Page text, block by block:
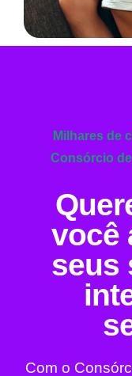
Milhares de
Consórcio
você
seus
Com o